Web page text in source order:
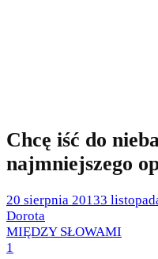
Chcę iść do
najmniejszego
Posted
on
20 sierpnia 20133
by
Dorota
Posted
in
MIĘDZY SŁOWAMI
1